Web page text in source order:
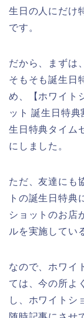
生日の人にだけ
です。
だから、まずは
そもそも誕生日
め、【ホワイト
ット 誕生日特
生日特典タイム
にしました。
ただ、友達にも
トの誕生日特典
ショットのお店
ルを実施してい
なので、ホワイ
ては、今の所よ
し、ホワイトシ